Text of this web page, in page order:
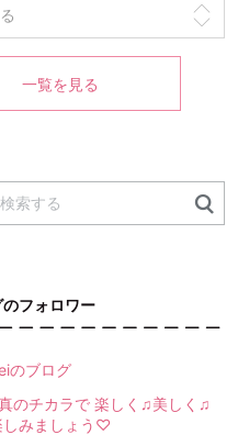
一覧を見る
フォロワー
のブログ
のチカラで 楽しく♫美しく♫
しみましょう♡